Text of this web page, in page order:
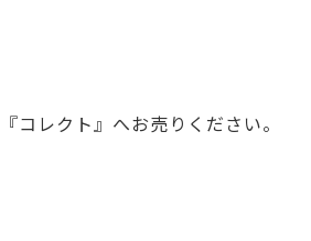
『コレクト』へお売りください。